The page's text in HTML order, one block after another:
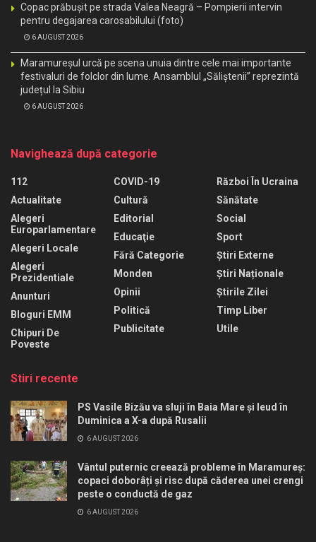
Copac prăbușit pe strada Valea Neagră – Pompierii intervin
pentru degajarea carosabilului (foto)
6 AUGUST 2026
Maramureșul urcă pe scena unuia dintre cele mai importante
festivaluri de folclor din lume. Ansamblul „Săliștenii” reprezintă
județul la Sibiu
6 AUGUST 2026
Navighează după categorie
112
Actualitate
Alegeri
Europarlamentare
Alegeri Locale
Alegeri
Prezidentiale
Anunturi
Bloguri EMM
Chipuri De
Poveste
COVID-19
Cultură
Editorial
Educaţie
Fără Categorie
Monden
Opinii
Politică
Publicitate
Război În Ucraina
Sănătate
Social
Sport
Știri Externe
Știri Naționale
Știrile Zilei
Timp Liber
Utile
Stiri recente
PS Vasile Bizău va sluji în Baia Mare și Ieud în
Duminica a X-a după Rusalii
6 AUGUST 2026
Vântul puternic creează probleme în Maramureș:
copaci doborâți și risc după căderea unei crengi
peste o conductă de gaz
6 AUGUST 2026